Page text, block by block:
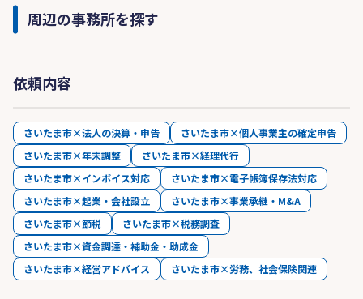
周辺の事務所を探す
依頼内容
さいたま市×法人の決算・申告
さいたま市×個人事業主の確定申告
さいたま市×年末調整
さいたま市×経理代行
さいたま市×インボイス対応
さいたま市×電子帳簿保存法対応
さいたま市×起業・会社設立
さいたま市×事業承継・M&A
さいたま市×節税
さいたま市×税務調査
さいたま市×資金調達・補助金・助成金
さいたま市×経営アドバイス
さいたま市×労務、社会保険関連